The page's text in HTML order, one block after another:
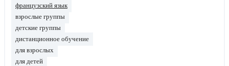
французский язык
взрослые группы
детские группы
дистанционное обучение
для взрослых
для детей